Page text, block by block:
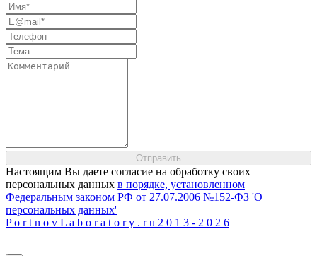
Настоящим Вы даете согласие на обработку своих
персональных данных в порядке, установленном
Федеральным законом РФ от 27.07.2006 №152-ФЗ 'О
персональных данных'
P o r t n o v L a b o r a t o r y . r u 2 0 1 3 - 2 0 2 6